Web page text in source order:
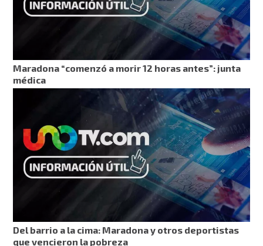
Maradona “comenzó a morir 12 horas antes”: junta
médica
Del barrio a la cima: Maradona y otros deportistas
que vencieron la pobreza